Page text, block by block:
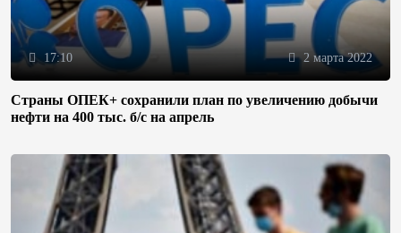
17:10 2 марта 2022
Страны ОПЕК+ сохранили план по увеличению добычи
нефти на 400 тыс. б/с на апрель